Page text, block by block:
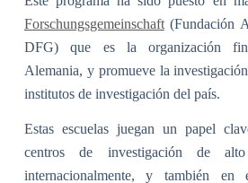
Forschungsgemeinschaft(Fundación
DFG) que es la organización
Alemania, y promueve la
institutos de investigación del país.
Estas escuelas juegan un papel
centros de investigación de
internacionalmente, y también